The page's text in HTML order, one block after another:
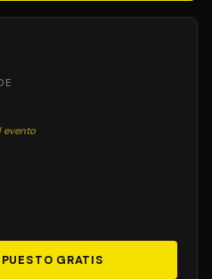
evento
GRATIS